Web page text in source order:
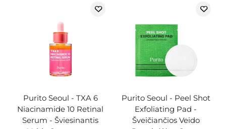
Purito Seoul - TXA 6
Niacinamide 10 Retinal
Serum - Šviesinantis
Purito Seoul - Peel Shot
Exfoliating Pad -
Šveičiančios Veido